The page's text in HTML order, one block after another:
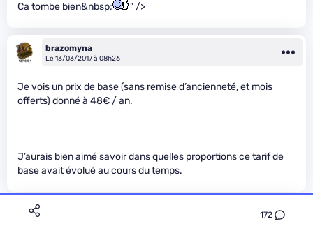
172
Ca tombe bien&nbsp; " />
brazomyna
Le 13/03/2017 à 08h26
Je vois un prix de base (sans remise d’ancienneté, et mois
offerts) donné à 48€ / an.
J’aurais bien aimé savoir dans quelles proportions ce tarif de
base avait évolué au cours du temps.